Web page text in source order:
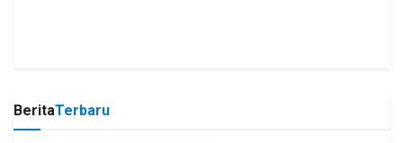
BeritaTerbaru